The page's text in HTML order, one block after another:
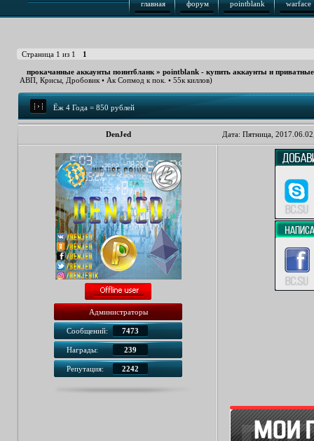
главная
форум pointblank warface
Страница 1 из 1 1
прокачанные аккаунты поинтбланк » pointblank - купить аккаунты и
АВП, Крисы, Дробовик • Ак Сопмод к пок. • 55к киллов)
Ёж 4 Года = 850 рублей
DenJed Дата: Пятница,
Администраторы
Сообщений: 7473
Награды: 239
Репутация: 2242